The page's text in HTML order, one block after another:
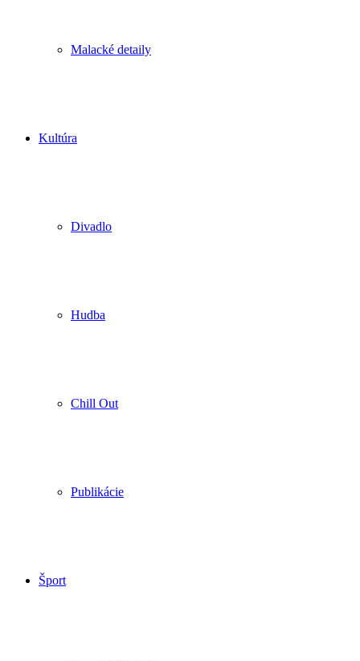
Malacké detaily
Kultúra
Divadlo
Hudba
Chill Out
Publikácie
Šport